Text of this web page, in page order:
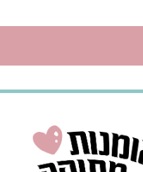
ואנו כבר נדאג לכל